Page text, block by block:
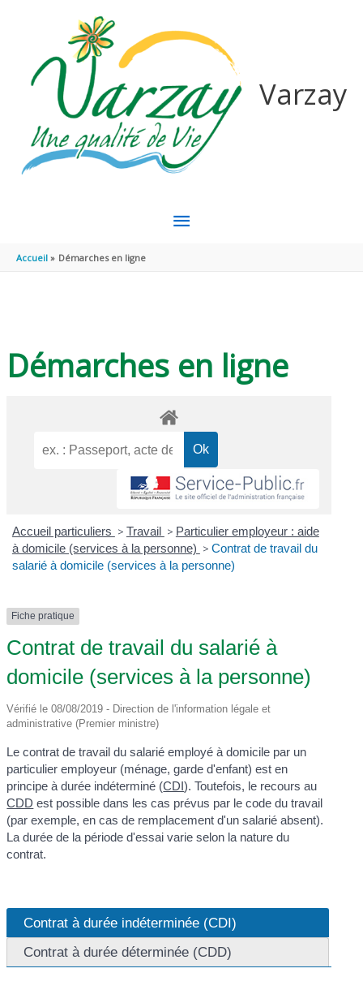
Varzay
MENU
Accueil Démarches en ligne
Démarches en ligne
Accueil particuliers > Travail > Particulier employeur : aide
à domicile (services à la personne) > Contrat de travail du
salarié à domicile (services à la personne)
Fiche pratique
Contrat de travail du salarié à
domicile (services à la personne)
Vérifié le 08/08/2019 - Direction de l'information légale et
administrative (Premier ministre)
Le contrat de travail du salarié employé à domicile par un
particulier employeur (ménage, garde d'enfant) est en
principe à durée indéterminé (CDI). Toutefois, le recours au
CDD est possible dans les cas prévus par le code du travail
(par exemple, en cas de remplacement d'un salarié absent).
La durée de la période d'essai varie selon la nature du
contrat.
Contrat à durée indéterminée (CDI)
Contrat à durée déterminée (CDD)